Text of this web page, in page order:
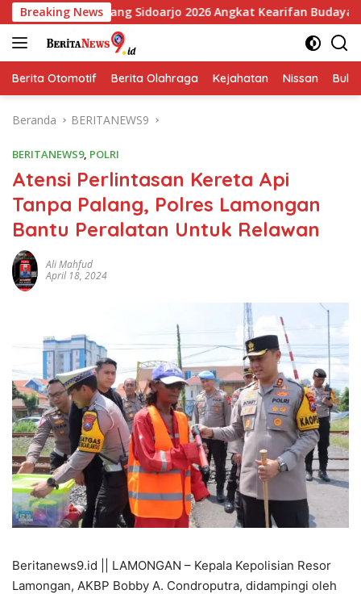
Langsung
ke
konten
Breaking News
Sidoarjo 2026 Angkat Kearifan Budaya Lokal
Berita Otomotif Berita Olahraga Kejahatan Nissan
Beranda BERITANEWS9
BERITANEWS9, POLRI
Atensi Perlintasan Kereta Api
Tanpa Palang, Polres Lamongan
Bantu Peralatan Untuk Relawan
Ali Mahfud
April 18, 2024
Beritanews9.id || LAMONGAN – Kepala Kepolisian Resor
Lamongan, AKBP Bobby A. Condroputra, didampingi oleh